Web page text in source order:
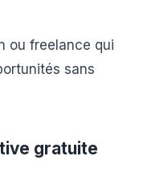
ou freelance qui
sans
gratuite